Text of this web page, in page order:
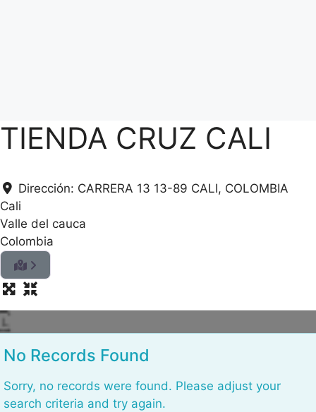
TIENDA CRUZ CALI
Dirección: CARRERA 13 13-89 CALI, COLOMBIA
Cali
Valle del cauca
Colombia
No Records Found
Sorry, no records were found. Please adjust your
search criteria and try again.